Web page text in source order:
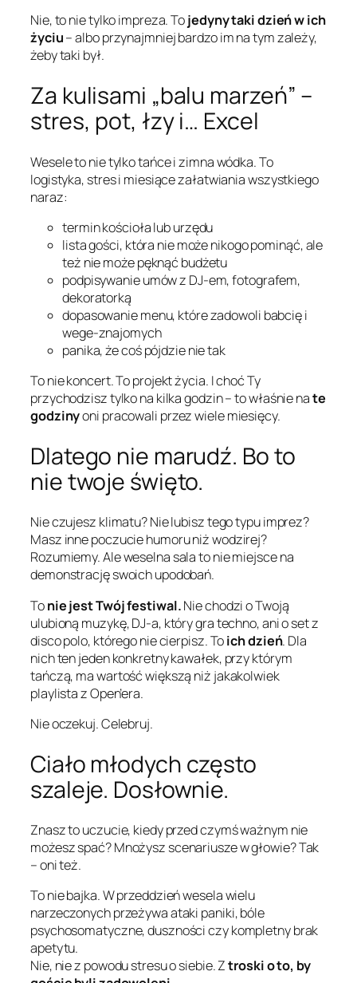
Nie, to nie tylko impreza. Tojedyny taki dzień w ich
życiu– albo przynajmniej bardzo im na tym zależy,
żeby taki był.
Za kulisami „balu marzeń” –
stres, pot, łzy i… Excel
Wesele to nie tylko tańce i zimna wódka. To
logistyka, stres i miesiące załatwiania wszystkiego
naraz:
termin kościoła lub urzędu
lista gości, która nie może nikogo pominąć, ale
też nie może pęknąć budżetu
podpisywanie umów z DJ-em, fotografem,
dekoratorką
dopasowanie menu, które zadowoli babcię i
wege-znajomych
panika, że coś pójdzie nie tak
To nie koncert. To projekt życia. I choć Ty
przychodzisz tylko na kilka godzin – to właśnie nate
godzinyoni pracowali przez wiele miesięcy.
Dlatego nie marudź. Bo to
nie twoje święto.
Nie czujesz klimatu? Nie lubisz tego typu imprez?
Masz inne poczucie humoru niż wodzirej?
Rozumiemy. Ale weselna sala to nie miejsce na
demonstrację swoich upodobań.
Tonie jest Twój festiwal.Nie chodzi o Twoją
ulubioną muzykę, DJ-a, który gra techno, ani o set z
disco polo, którego nie cierpisz. Toich dzień. Dla
nich ten jeden konkretny kawałek, przy którym
tańczą, ma wartość większą niż jakakolwiek
playlista z Open’era.
Nie oczekuj. Celebruj.
Ciało młodych często
szaleje. Dosłownie.
Znasz to uczucie, kiedy przed czymś ważnym nie
możesz spać? Mnożysz scenariusze w głowie? Tak
– oni też.
To nie bajka. W przeddzień wesela wielu
narzeczonych przeżywa ataki paniki, bóle
psychosomatyczne, duszności czy kompletny brak
apetytu.
Nie, nie z powodu stresu o siebie. Ztroski o to, by